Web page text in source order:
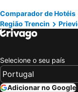
Comparador de Hotéis
Região Trencin
Selecione o seu país
Adicionar no Google